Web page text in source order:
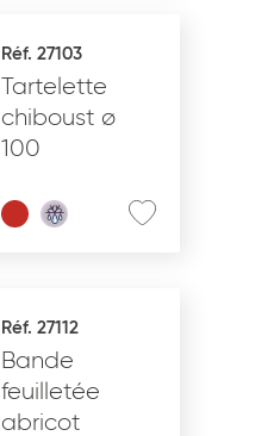
Réf. 27103
Tartelette
chiboust ø
100
Réf. 27112
Bande
feuilletée
abricot